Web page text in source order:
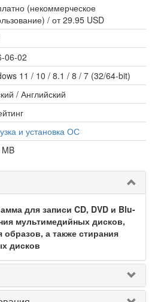
(некоммерческое
/ от 29.95 USD
06-02
11 / 10 / 8.1 / 8 / 7 (32/64-bit)
/ Английский
и установка ОС
для записи CD, DVD и Blu-
мультимедийных дисков,
образов, а также стирания
дисков